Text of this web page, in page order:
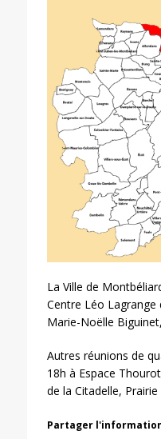
La Ville de
Centre Léo
Marie-Noëlle
Autres réunions de
18h à Espace
de la Citadelle,
Partager